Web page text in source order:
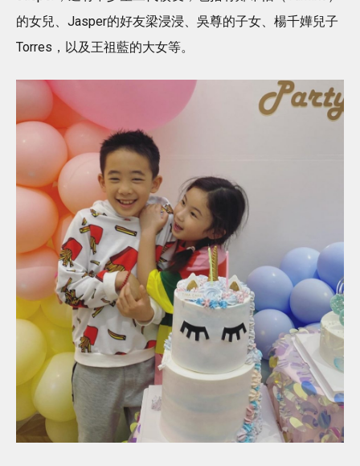
的女兒、Jasper的好友梁浸浸、吳尊的子女、楊千嬅兒子
Torres，以及王祖藍的大女等。